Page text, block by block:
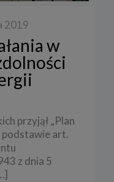
2019
w
przyjął „Plan
podstawie art.
z dnia 5